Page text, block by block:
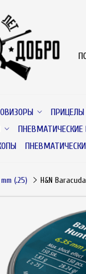
ПНЕВМАТИЧЕСКИЕ
(.25) H&N